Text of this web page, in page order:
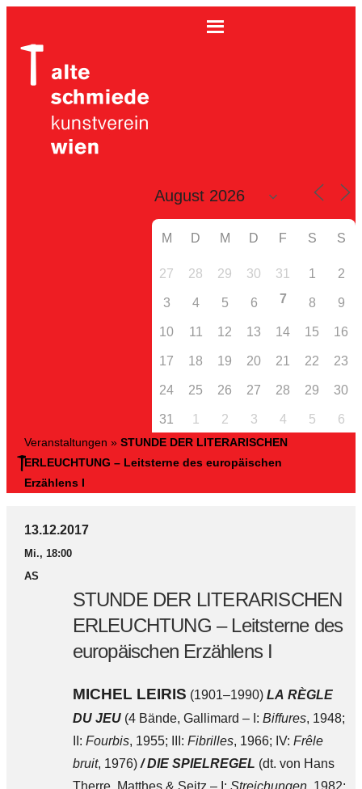
M D M D F S S
27 28 29 30 31 1 2
3 4 5 6 7 8 9
10 11 12 13 14 15 16
17 18 19 20 21 22 23
24 25 26 27 28 29 30
31 1 2 3 4 5 6
Veranstaltungen » STUNDE DER LITERARISCHEN
ERLEUCHTUNG – Leitsterne des europäischen
Erzählens I
13.12.2017
Mi., 18:00
AS
STUNDE DER LITERARISCHEN
ERLEUCHTUNG – Leitsterne des
europäischen Erzählens I
MICHEL LEIRIS (1901–1990) LA RÈGLE
DU JEU (4 Bände, Gallimard – I: Biffures, 1948;
II: Fourbis, 1955; III: Fibrilles, 1966; IV: Frêle
bruit, 1976) /DIE SPIELREGEL (dt. von Hans
Therre, Matthes & Seitz – I: Streichungen, 1982;